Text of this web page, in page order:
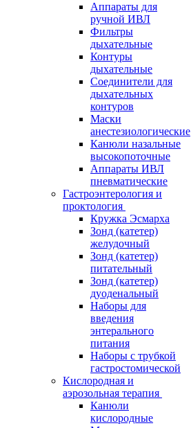
Аппараты для
ручной ИВЛ
Фильтры
дыхательные
Контуры
дыхательные
Соединители для
дыхательных
контуров
Маски
анестезиологические
Канюли назальные
высокопоточные
Аппараты ИВЛ
пневматические
Гастроэнтерология и
проктология
Кружка Эсмарха
Зонд (катетер)
желудочный
Зонд (катетер)
питательный
Зонд (катетер)
дуоденальный
Наборы для
введения
энтерального
питания
Наборы с трубкой
гастростомической
Кислородная и
аэрозольная терапия
Канюли
кислородные